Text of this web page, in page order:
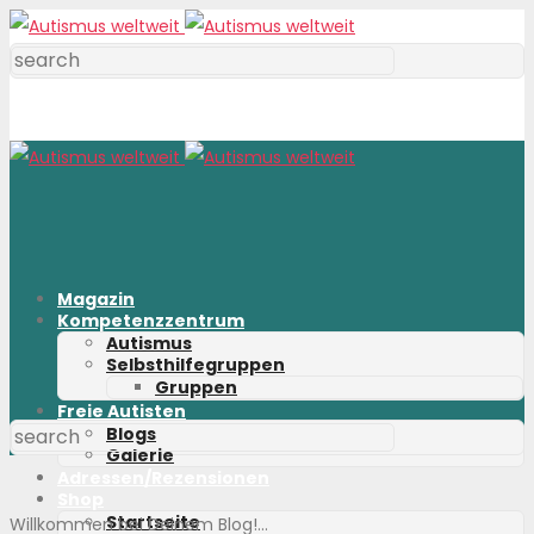
Magazin
Kompetenzzentrum
Autismus
Selbsthilfegruppen
Gruppen
Freie Autisten
Blogs
Galerie
Startseite
Willkommen bei Deinem Blog!...